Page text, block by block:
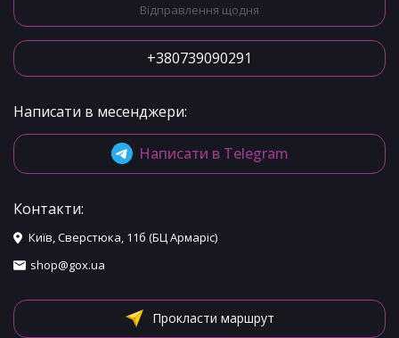
Відправлення щодня
+380739090291
Написати в месенджери:
Написати в Telegram
Контакти:
Київ, Сверстюка, 11б (БЦ Армаріс)
shop@gox.ua
Прокласти маршрут